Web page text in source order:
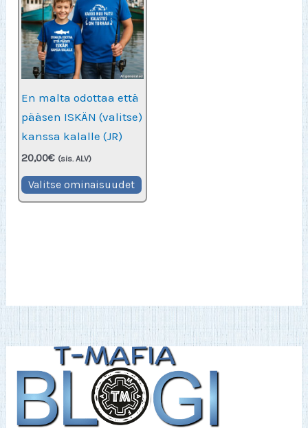
En malta odottaa että
pääsen ISKÄN (valitse)
kanssa kalalle (JR)
20,00€ (sis. ALV)
Valitse ominaisuudet Tällä
tuotteella
valinnat
tuotteen
sivulla.